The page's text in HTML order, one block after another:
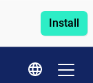
Install